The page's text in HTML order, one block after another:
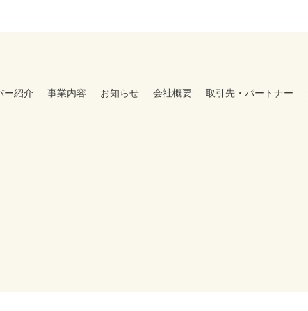
ー紹介 事業内容 お知らせ 会社概要 取引先・パートナー